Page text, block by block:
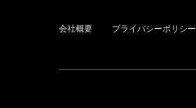
会社概要 プライバシーポリシー